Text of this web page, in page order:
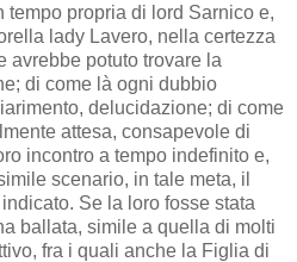
propria di lord Sarnico e,
lady Lavero, nella certezza
avrebbe potuto trovare la
di come là ogni dubbio
delucidazione; di come
attesa, consapevole di
incontro a tempo indefinito e,
scenario, in tale meta, il
Se la loro fosse stata
ballata, simile a quella di molti
fra i quali anche la Figlia di